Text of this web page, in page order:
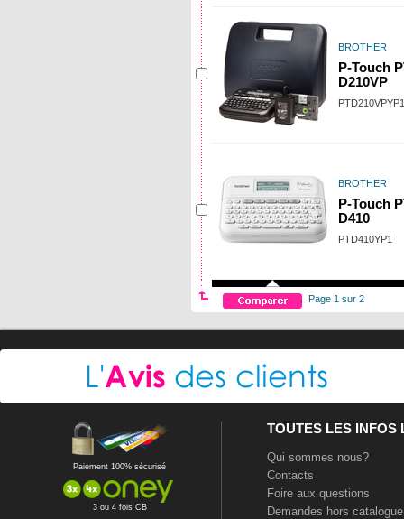
BROTHER
P-Touch
D210VP
PTD210VPYP1
BROTHER
P-Touch
D410
PTD410YP1
Page 1 sur 2
Paiement 100% sécurisé
3 ou 4 fois CB
TOUTES LES INFOS
Qui sommes nous?
Contacts
Foire aux questions
Demandes hors catalogue